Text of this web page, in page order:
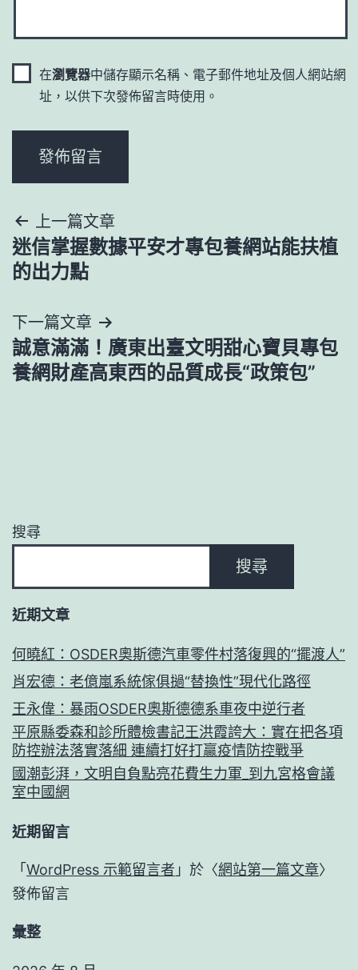
在瀏覽器中儲存顯示名稱、電子郵件地址及個人網站網
址，以供下次發佈留言時使用。
文
章
覽
上一篇文章
迷信掌握數據平安才專包養網站能扶植
的出力點
下一篇文章
誠意滿滿！廣東出臺文明甜心寶貝專包
養網財產高東西的品質成長“政策包”
搜尋
搜尋
近期文章
何曉紅：OSDER奧斯德汽車零件村落復興的“擺渡人”
肖宏德：老億嵐系統傢俱撾“替換性”現代化路徑
王永偉：暴雨OSDER奧斯德德系車夜中逆行者
平原縣委森和診所體檢書記王洪霞誇大：實在把各項
防控辦法落實落細 連續打好打贏疫情防控戰爭
國潮彭湃，文明自負點亮花費生力軍_到九宮格會議
室中國網
近期留言
「 WordPress 示範留言者 」於〈網站第一篇文章〉
發佈留言
彙整